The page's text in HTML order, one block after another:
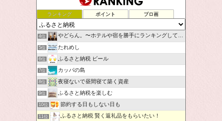
ランキング ポイント ブロ画
4位 やどらん。〜ホテルや宿を勝手にランキングしてみた〜
5位 たれめし
6位 ふるさと納税 ビール
7位 カッパの島
8位 夜寝ないで昼間寝て築く資産
9位 ふるさと納税を楽しむ
10位 節約する日もしない日も
11位 ふるさと納税 賢く返礼品をもらいたい！